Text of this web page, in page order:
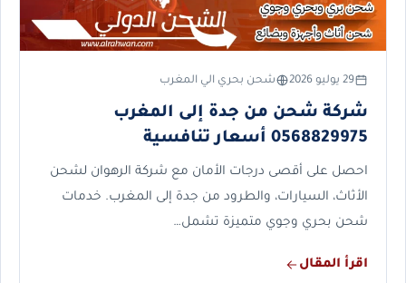
29 يوليو 2026 شحن بحري الي المغرب
شركة شحن من جدة إلى المغرب
0568829975 أسعار تنافسية
احصل على أقصى درجات الأمان مع شركة الرهوان لشحن
الأثاث، السيارات، والطرود من جدة إلى المغرب. خدمات
شحن بحري وجوي متميزة تشمل…
اقرأ المقال